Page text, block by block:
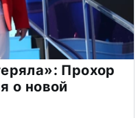
Прохор
о новой